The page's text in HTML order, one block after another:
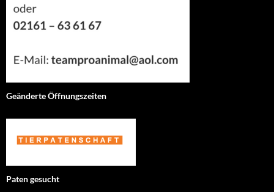
Geänderte Öffnungszeiten
Paten gesucht